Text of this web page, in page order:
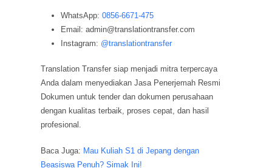
WhatsApp: 0856-6671-475
Email: admin@translationtransfer.com
Instagram: @translationtransfer
Translation Transfer siap menjadi mitra terpercaya
Anda dalam menyediakan Jasa Penerjemah Resmi
Dokumen untuk tender dan dokumen perusahaan
dengan kualitas terbaik, proses cepat, dan hasil
profesional.
Baca Juga: Mau Kuliah S1 di Jepang dengan
Beasiswa Penuh? Simak Ini!